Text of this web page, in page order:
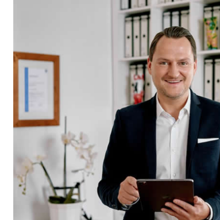
☎️ Schreiben Sie uns.